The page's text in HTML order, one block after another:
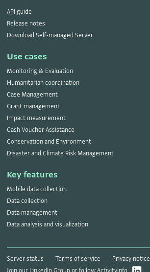
API guide
Release notes
Download Self-managed Server
Use cases
Monitoring & Evaluation
Humanitarian coordination
Case Management
Grant management
Impact measurement
Cash Voucher Assistance
Conservation and Environment
Disaster and Climate Risk Management
Key features
Mobile data collection
Data collection
Data management
Data analysis and visualization
Server status Terms of service
Privacy notice